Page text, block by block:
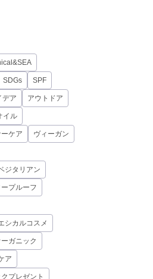
SDGs SPF
デア アウトドア
イル
ケア ヴィーガン
ジタリアン
プルーフ
シカルコスメ
ーガニック
ア
プレゼント